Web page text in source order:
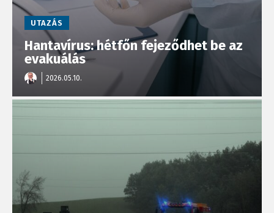
UTAZÁS
Hantavírus: hétfőn fejeződhet be az
evakuálás
2026.05.10.